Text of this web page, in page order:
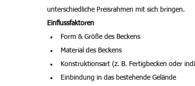
unterschiedliche Preisrahmen mit sich bringen.
Einflussfaktoren
Form & Größe des Beckens
Material des Beckens
Konstruktionsart (z. B. Fertigbecken oder
Einbindung in das bestehende Gelände